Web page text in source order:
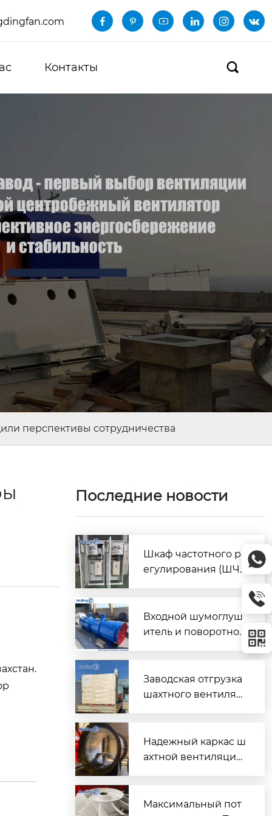
     
Контакты 
перспективы сотрудничества
Последние новости
Шкаф частотного р
егулирования (ШЧ
ext{ кВт}$
Входной шумоглуш
итель и поворотно-
вентилятора главно
го проветривания
Заводская отгрузка
шахтного вентилят
его объекта в Казах
стане
Надежный каркас ш
ахтной вентиляции:
DK
Максимальный пот